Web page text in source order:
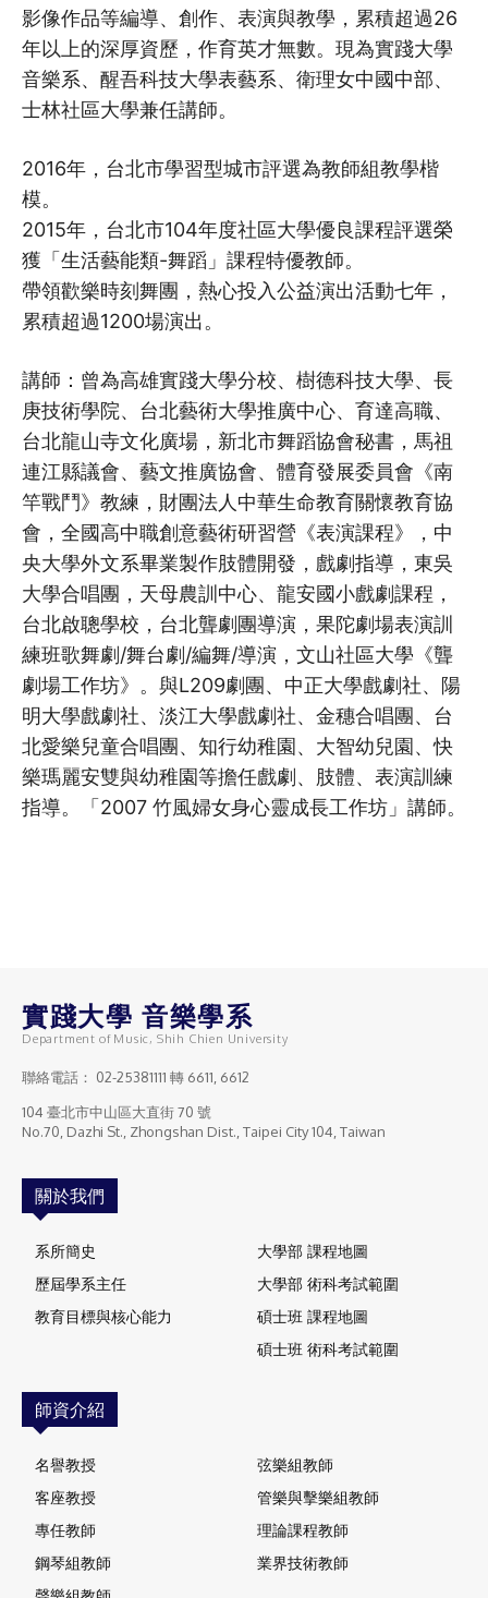
影像作品等編導、創作、表演與教學，累積超過26
年以上的深厚資歷，作育英才無數。現為實踐大學
音樂系、醒吾科技大學表藝系、衛理女中國中部、
士林社區大學兼任講師。
2016年，台北市學習型城市評選為教師組教學楷
模。
2015年，台北市104年度社區大學優良課程評選榮
獲「生活藝能類-舞蹈」課程特優教師。
帶領歡樂時刻舞團，熱心投入公益演出活動七年，
累積超過1200場演出。
講師：曾為高雄實踐大學分校、樹德科技大學、長
庚技術學院、台北藝術大學推廣中心、育達高職、
台北龍山寺文化廣場，新北市舞蹈協會秘書，馬祖
連江縣議會、藝文推廣協會、體育發展委員會《南
竿戰鬥》教練，財團法人中華生命教育關懷教育協
會，全國高中職創意藝術研習營《表演課程》，中
央大學外文系畢業製作肢體開發，戲劇指導，東吳
大學合唱團，天母農訓中心、龍安國小戲劇課程，
台北啟聰學校，台北聾劇團導演，果陀劇場表演訓
練班歌舞劇/舞台劇/編舞/導演，文山社區大學《聾
劇場工作坊》。與L209劇團、中正大學戲劇社、陽
明大學戲劇社、淡江大學戲劇社、金穗合唱團、台
北愛樂兒童合唱團、知行幼稚園、大智幼兒園、快
樂瑪麗安雙與幼稚園等擔任戲劇、肢體、表演訓練
指導。「2007 竹風婦女身心靈成長工作坊」講師。
實踐大學 音樂學系
Department of Music, Shih Chien University
聯絡電話： 02-25381111 轉 6611, 6612
104 臺北市中山區大直街 70 號
No.70, Dazhi St., Zhongshan Dist., Taipei City 104, Taiwan
關於我們
系所簡史
歷屆學系主任
教育目標與核心能力
大學部 課程地圖
大學部 術科考試範圍
碩士班 課程地圖
碩士班 術科考試範圍
師資介紹
名譽教授
客座教授
專任教師
鋼琴組教師
弦樂組教師
管樂與擊樂組教師
理論課程教師
業界技術教師